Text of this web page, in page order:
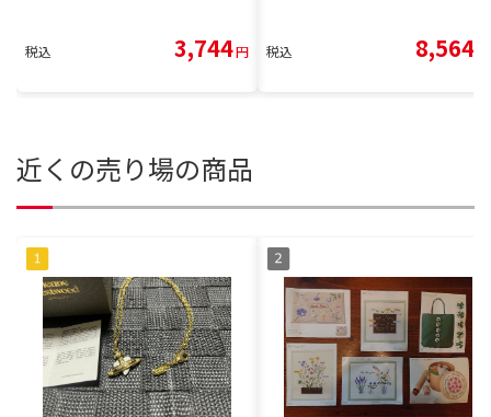
税込 3,744円 税込 8,564
近くの売り場の商品